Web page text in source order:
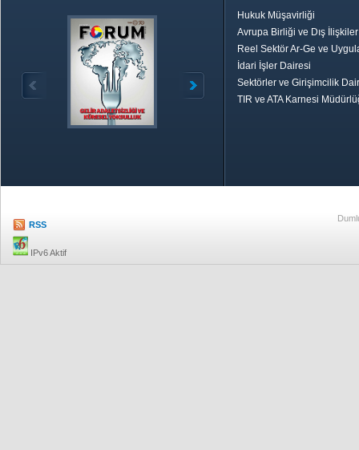
Hukuk Müşavirliği
Avrupa Birliği ve Dış
Reel Sektör Ar-Ge ve
İdari İşler Dairesi
Sektörler ve Girişimcilik
TIR ve ATA Karnesi
RSS
IPv6 Aktif